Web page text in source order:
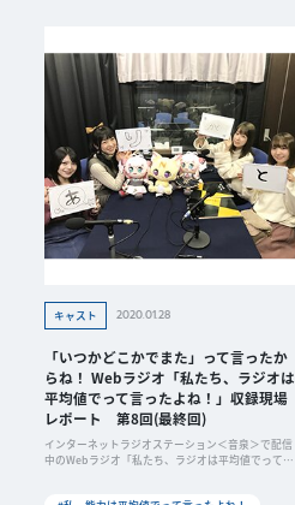
キャスト 2020.01.28
「いつかどこかでまた」って言ったか
らね！ Webラジオ「私たち、ラジオは
平均値でって言ったよね！」収録現場
レポート 第8回(最終回)
インターネットラジオステーション＜音泉＞で配信
中のWebラジオ「私たち、ラジオは平均値でって言